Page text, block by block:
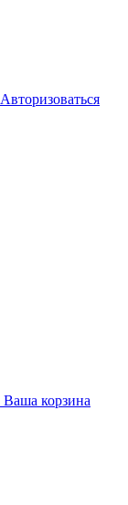
Авторизоваться
Ваша корзина